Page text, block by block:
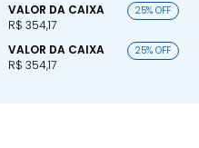
VALOR DA CAIXA
R$ 354,17
25% OFF
VALOR DA CAIXA
R$ 354,17
25% OFF